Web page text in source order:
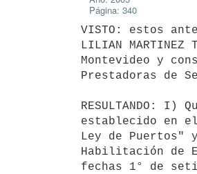
Página: 340
VISTO: estos
LILIAN
Montevideo y
Prestadoras de
RESULTANDO:
establecido en
Ley de Puertos"
Habilitación de
fechas 1° de